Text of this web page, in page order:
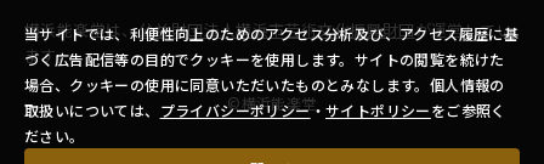
当サイトでは、利便性向上のためのアクセス分析及び、アクセス履歴に基
づく広告配信等の目的でクッキーを使用します。サイトの閲覧を続けた
場合、クッキーの使用に同意いただいたものとみなします。個人情報の
取扱いについては、 プライバシーポリシー・サイトポリシーをご参照く
ださい。
横浜能楽堂は、公益財団法人横浜市芸術文化振興財団が運営してい
ます。
©横浜能楽堂